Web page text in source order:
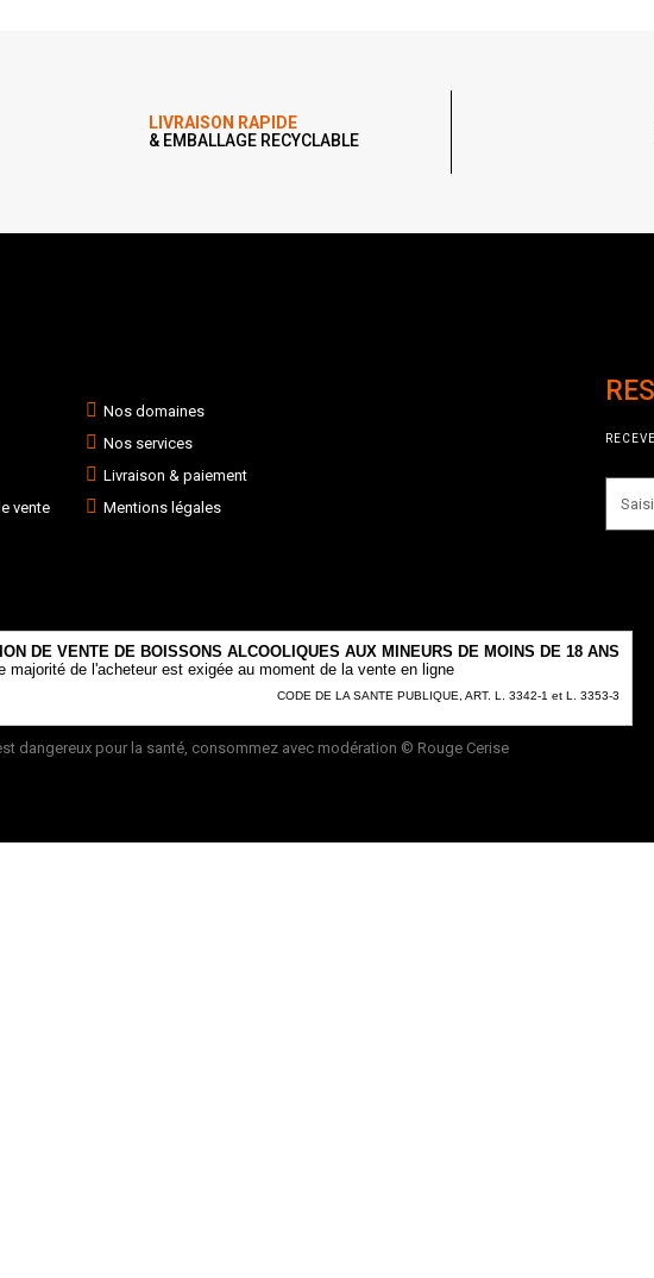
LIVRAISON RAPIDE
& EMBALLAGE RECYCLABLE
Nos domaines
Nos services
Livraison & paiement
vente
Mentions légales
DE VENTE DE BOISSONS ALCOOLIQUES AUX MINEURS DE MOINS DE 18 ANS
majorité de l'acheteur est exigée au moment de la vente en ligne
CODE DE LA SANTE PUBLIQUE, ART. L. 3342-1 et L. 3353-3
dangereux pour la santé, consommez avec modération © Rouge Cerise